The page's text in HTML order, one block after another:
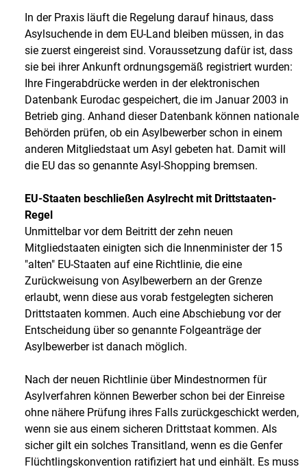
In der Praxis läuft die Regelung darauf hinaus, dass
Asylsuchende in dem EU-Land bleiben müssen, in das
sie zuerst eingereist sind. Voraussetzung dafür ist, dass
sie bei ihrer Ankunft ordnungsgemäß registriert wurden:
Ihre Fingerabdrücke werden in der elektronischen
Datenbank Eurodac gespeichert, die im Januar 2003 in
Betrieb ging. Anhand dieser Datenbank können nationale
Behörden prüfen, ob ein Asylbewerber schon in einem
anderen Mitgliedstaat um Asyl gebeten hat. Damit will
die EU das so genannte Asyl-Shopping bremsen.
EU-Staaten beschließen Asylrecht mit Drittstaaten-
Regel
Unmittelbar vor dem Beitritt der zehn neuen
Mitgliedstaaten einigten sich die Innenminister der 15
"alten" EU-Staaten auf eine Richtlinie, die eine
Zurückweisung von Asylbewerbern an der Grenze
erlaubt, wenn diese aus vorab festgelegten sicheren
Drittstaaten kommen. Auch eine Abschiebung vor der
Entscheidung über so genannte Folgeanträge der
Asylbewerber ist danach möglich.
Nach der neuen Richtlinie über Mindestnormen für
Asylverfahren können Bewerber schon bei der Einreise
ohne nähere Prüfung ihres Falls zurückgeschickt werden,
wenn sie aus einem sicheren Drittstaat kommen. Als
sicher gilt ein solches Transitland, wenn es die Genfer
Flüchtlingskonvention ratifiziert hat und einhält. Es muss